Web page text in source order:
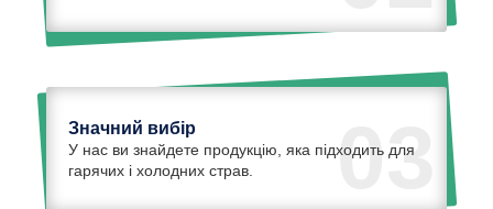
03
Значний вибір
У нас ви знайдете продукцію, яка підходить для
гарячих і холодних страв.